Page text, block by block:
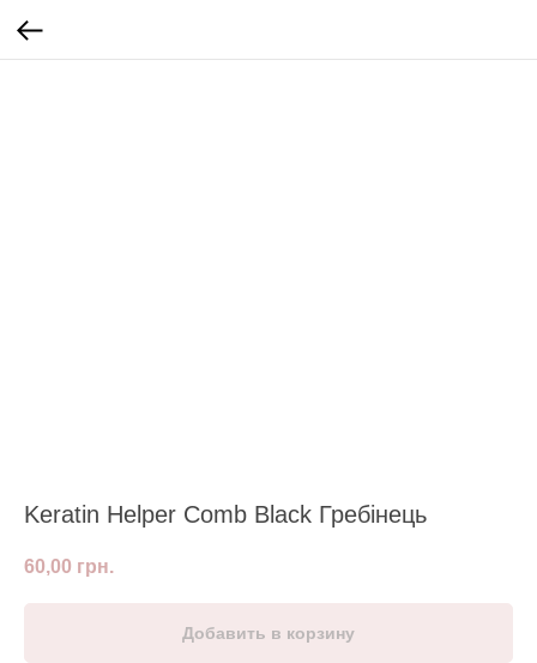
Keratin Helper Comb Black Гребінець
60,00 грн.
Добавить в корзину